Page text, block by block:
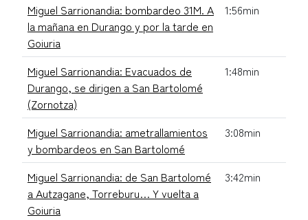
Miguel Sarrionandia: bombardeo 31M. A
la mañana en Durango y por la tarde en
Goiuria
1:56min
Miguel Sarrionandia: Evacuados de
Durango, se dirigen a San Bartolomé
(Zornotza)
1:48min
Miguel Sarrionandia: ametrallamientos
y bombardeos en San Bartolomé
3:08min
Miguel Sarrionandia: de San Bartolomé
a Autzagane, Torreburu… Y vuelta a
Goiuria
3:42min